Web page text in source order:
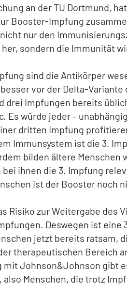
an der TU Dortmund, hat
Booster-Impfung
nur den
sondern die Immunität
sind die Antikörper
vor der Delta-Variante
drei Impfungen bereits
Es würde jeder –
dritten Impfung
Immunsystem ist die 3.
bilden ältere Menschen
ihnen die 3. Impfung
ist der Booster noch
Risiko zur Weitergabe des
Deswegen ist eine
jetzt bereits ratsam,
therapeutischen Bereich
mit Johnson&Johnson gibt
Menschen, die trotz